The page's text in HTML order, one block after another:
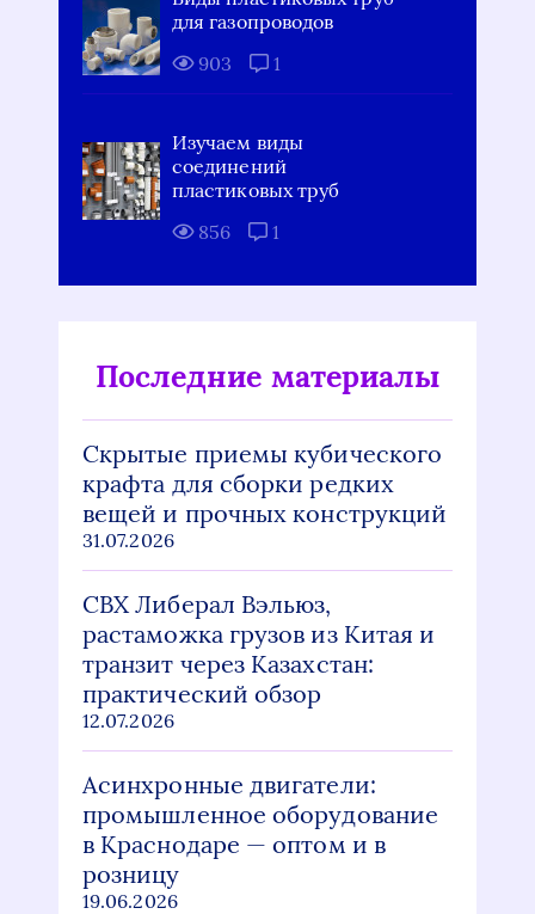
для газопроводов
903
1
Изучаем виды
соединений
пластиковых труб
856
1
Последние материалы
Скрытые приемы кубического
крафта для сборки редких
вещей и прочных конструкций
31.07.2026
СВХ Либерал Вэльюз,
растаможка грузов из Китая и
транзит через Казахстан:
практический обзор
12.07.2026
Асинхронные двигатели:
промышленное оборудование
в Краснодаре — оптом и в
розницу
19.06.2026